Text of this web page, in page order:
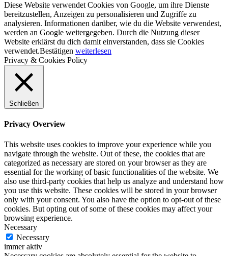
Diese Website verwendet Cookies von Google, um ihre Dienste
bereitzustellen, Anzeigen zu personalisieren und Zugriffe zu
analysieren. Informationen darüber, wie du die Website verwendest,
werden an Google weitergegeben. Durch die Nutzung dieser
Website erklärst du dich damit einverstanden, dass sie Cookies
verwendet.Bestätigen weiterlesen
Privacy & Cookies Policy
Schließen
Privacy Overview
This website uses cookies to improve your experience while you
navigate through the website. Out of these, the cookies that are
categorized as necessary are stored on your browser as they are
essential for the working of basic functionalities of the website. We
also use third-party cookies that help us analyze and understand how
you use this website. These cookies will be stored in your browser
only with your consent. You also have the option to opt-out of these
cookies. But opting out of some of these cookies may affect your
browsing experience.
Necessary
Necessary
immer aktiv